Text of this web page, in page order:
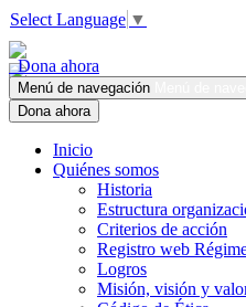
Select Language ▼
Dona ahora
Menú de navegación
Dona ahora
Inicio
Quiénes somos
Historia
Estructura
Criterios de acción
Registro web
Logros
Misión, visión y